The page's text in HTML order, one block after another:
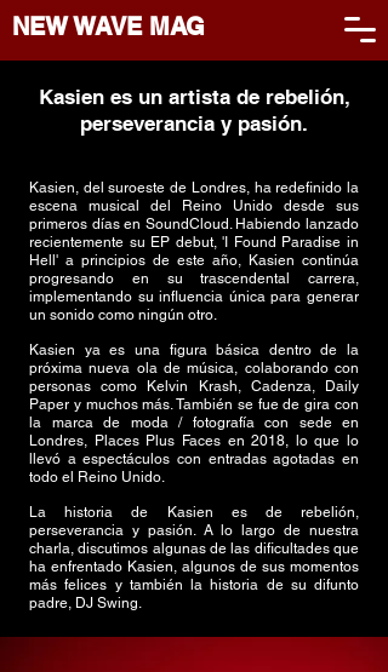
NEW WAVE MAG
Kasien es un artista de rebelión,
perseverancia y pasión.
Kasien, del suroeste de Londres, ha redefinido la
escena musical del Reino Unido desde sus
primeros días en SoundCloud. Habiendo lanzado
recientemente su EP debut, 'I Found Paradise in
Hell' a principios de este año, Kasien continúa
progresando en su trascendental carrera,
implementando su influencia única para generar
un sonido como ningún otro.
Kasien ya es una figura básica dentro de la
próxima nueva ola de música, colaborando con
personas como Kelvin Krash, Cadenza, Daily
Paper y muchos más. También se fue de gira con
la marca de moda / fotografía con sede en
Londres, Places Plus Faces en 2018, lo que lo
llevó a espectáculos con entradas agotadas en
todo el Reino Unido.
La historia de Kasien es de rebelión,
perseverancia y pasión. A lo largo de nuestra
charla, discutimos algunas de las dificultades que
ha enfrentado Kasien, algunos de sus momentos
más felices y también la historia de su difunto
padre, DJ Swing.